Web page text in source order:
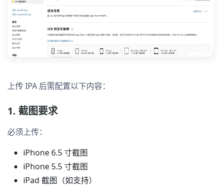
上传 IPA 后需配置以下内容：
1. 截图要求
必须上传：
iPhone 6.5 寸截图
iPhone 5.5 寸截图
iPad 截图（如支持）